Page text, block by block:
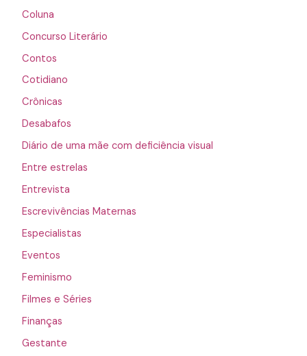
Coluna
Concurso Literário
Contos
Cotidiano
Crônicas
Desabafos
Diário de uma mãe com deficiência visual
Entre estrelas
Entrevista
Escrevivências Maternas
Especialistas
Eventos
Feminismo
Filmes e Séries
Finanças
Gestante